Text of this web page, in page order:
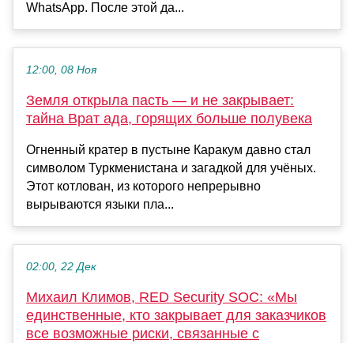
WhatsApp. После этой да...
12:00, 08 Ноя
Земля открыла пасть — и не закрывает:
тайна Врат ада, горящих больше полувека
Огненный кратер в пустыне Каракум давно стал
символом Туркменистана и загадкой для учёных.
Этот котлован, из которого непрерывно
вырываются языки пла...
02:00, 22 Дек
Михаил Климов, RED Security SOC: «Мы
единственные, кто закрывает для заказчиков
все возможные риски, связанные с